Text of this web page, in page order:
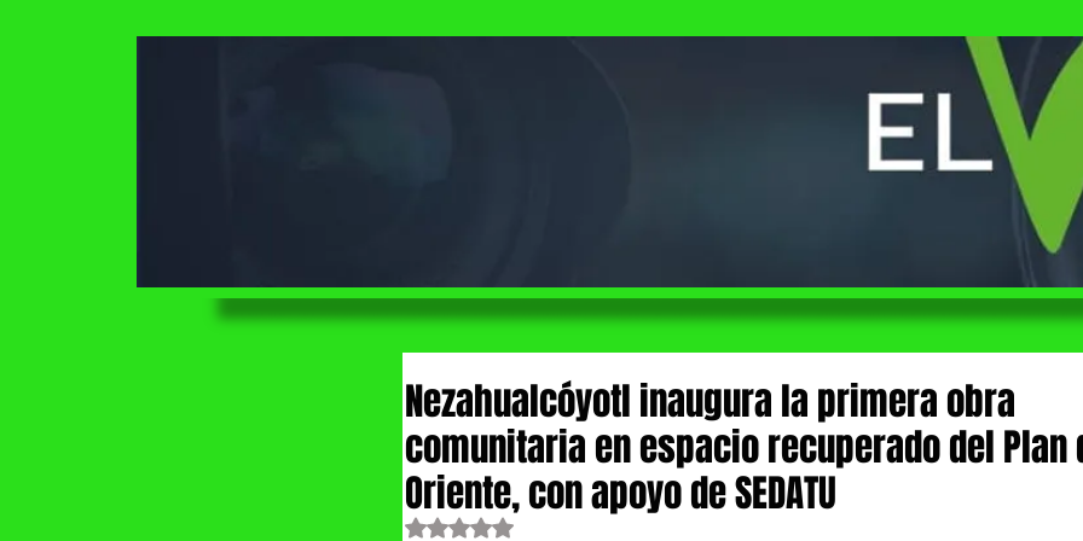
Nezahualcóyotl inaugura la primera obra
comunitaria en espacio recuperado del Plan
Oriente, con apoyo de SEDATU
Obtuvo NaN de 5 estrellas.